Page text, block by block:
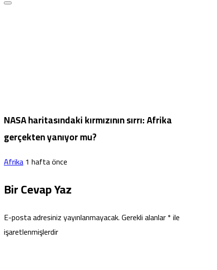
NASA haritasındaki kırmızının sırrı: Afrika
gerçekten yanıyor mu?
Afrika1 hafta önce
Bir Cevap Yaz
E-posta adresiniz yayınlanmayacak.Gerekli alanlar*ile
işaretlenmişlerdir